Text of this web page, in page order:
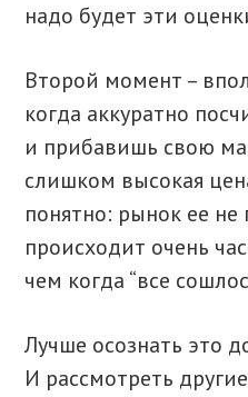
надо будет эти
Второй момент –
когда аккуратно
и прибавишь свою
слишком высокая
понятно: рынок ее не
происходит очень
чем когда “все
Лучше осознать это
И рассмотреть